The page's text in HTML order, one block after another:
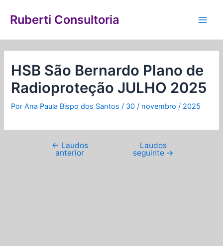
para
conteúdo
Ruberti Consultoria
HSB São Bernardo Plano de
Radioproteção JULHO 2025
PorAna Paula Bispo dos Santos/ 30 / novembro / 2025
de
← Laudos
anterior
Laudos
seguinte →